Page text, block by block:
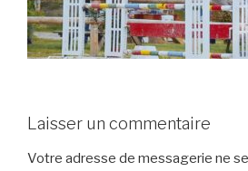
Laisser un commentaire
Votre adresse de messagerie ne